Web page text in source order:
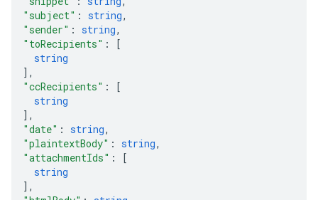
"subject" : string,
"sender" : string,
"toRecipients" :
[
string
] ,
"ccRecipients" :
[
string
] ,
"date" : string,
"plaintextBody" : string,
"attachmentIds" :
[
string
] ,